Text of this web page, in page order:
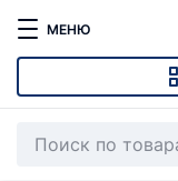
МЕНЮ